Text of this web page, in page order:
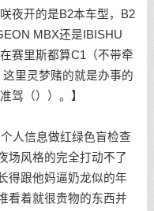
夜开的是B2本车型，B2
MBX还是IBISHU
赛里斯都算C1（不带牵
里灵梦赌的就是办事的
驾（））。】
人信息做红绿色盲检查
场风格的完全打动不了
得跟他妈逼奶龙似的年
看着就很贵物的东西并